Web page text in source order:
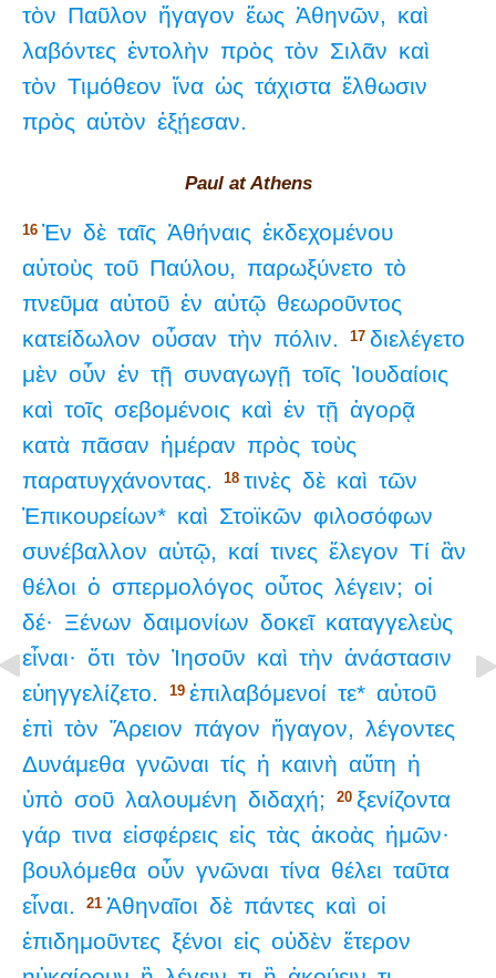
τὸν Παῦλον ἤγαγον ἕως Ἀθηνῶν, καὶ
λαβόντες ἐντολὴν πρὸς τὸν Σιλᾶν καὶ
τὸν Τιμόθεον ἵνα ὡς τάχιστα ἔλθωσιν
πρὸς αὐτὸν ἐξῄεσαν.
Paul at Athens
16 Ἐν δὲ ταῖς Ἀθήναις ἐκδεχομένου
αὐτοὺς τοῦ Παύλου, παρωξύνετο τὸ
πνεῦμα αὐτοῦ ἐν αὐτῷ θεωροῦντος
κατείδωλον οὖσαν τὴν πόλιν. 17 διελέγετο
μὲν οὖν ἐν τῇ συναγωγῇ τοῖς Ἰουδαίοις
καὶ τοῖς σεβομένοις καὶ ἐν τῇ ἀγορᾷ
κατὰ πᾶσαν ἡμέραν πρὸς τοὺς
παρατυγχάνοντας.
18 τινὲς δὲ καὶ τῶν
Ἐπικουρείων* καὶ Στοϊκῶν φιλοσόφων
συνέβαλλον αὐτῷ, καί τινες ἔλεγον Τί ἂν
θέλοι ὁ σπερμολόγος οὗτος λέγειν; οἱ
δέ· Ξένων δαιμονίων δοκεῖ καταγγελεὺς
εἶναι· ὅτι τὸν Ἰησοῦν καὶ τὴν ἀνάστασιν
εὐηγγελίζετο.
19 ἐπιλαβόμενοί τε* αὐτοῦ
ἐπὶ τὸν Ἄρειον πάγον ἤγαγον, λέγοντες
Δυνάμεθα γνῶναι τίς ἡ καινὴ αὕτη ἡ
ὑπὸ σοῦ λαλουμένη διδαχή; 20 ξενίζοντα
γάρ τινα εἰσφέρεις εἰς τὰς ἀκοὰς ἡμῶν·
βουλόμεθα οὖν γνῶναι τίνα θέλει ταῦτα
εἶναι.
21 Ἀθηναῖοι δὲ πάντες καὶ οἱ
ἐπιδημοῦντες ξένοι εἰς οὐδὲν ἕτερον